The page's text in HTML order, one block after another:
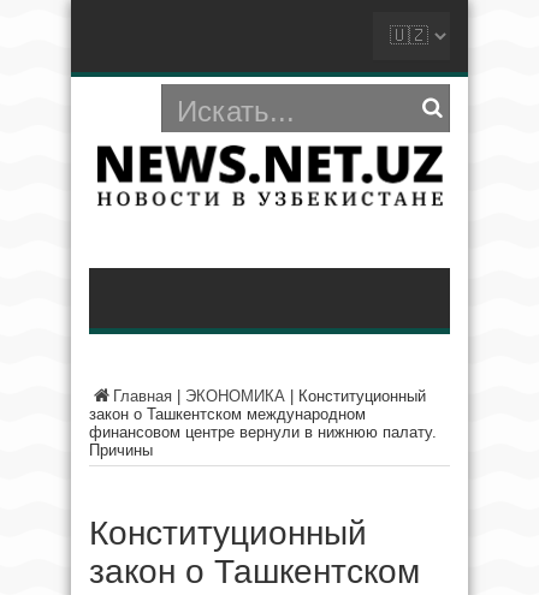
Главная ЭКОНОМИКА
Конституционный
закон о Ташкентском международном
финансовом центре вернули в нижнюю палату.
Причины
Конституционный
закон о Ташкентском